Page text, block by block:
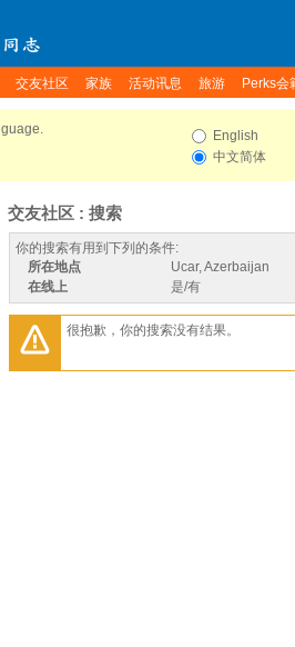
交友社区 家族 活动讯息 旅游 Perks会
English
中文简体
交友社区 : 搜索
你的搜索有用到下列的条件:
所在地点
Ucar, Azerbaijan
在线上
是/有
很抱歉，你的搜索没有结果。